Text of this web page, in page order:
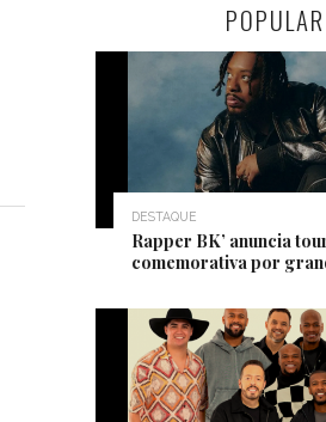
POPULAR
DESTAQUE
Rapper BK’ anuncia
comemorativa por